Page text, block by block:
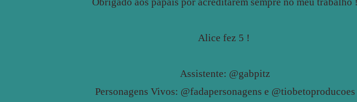
Alice fez 5 !
Assistente: @gabpitz
Personagens Vivos: @fadapersonagens e @tiobetoproducoes